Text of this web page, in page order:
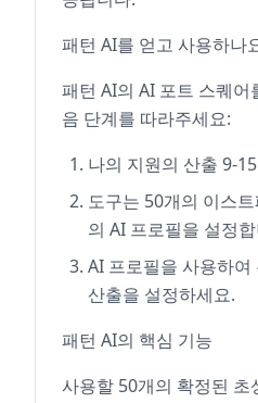
패턴 AI를 얻고 사용하나
패턴 AI의 AI 포트 스퀘
음 단계를 따라주세요:
나의 지원의 산출 9-
도구는 50개의 이스
의 AI 프로필을 설정
AI 프로필을 사용하
산출을 설정하세요.
패턴 AI의 핵심 기능
사용할 50개의 확정된 초